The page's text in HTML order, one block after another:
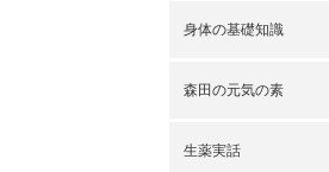
身体の基礎知識
森田の元気の素
生薬実話